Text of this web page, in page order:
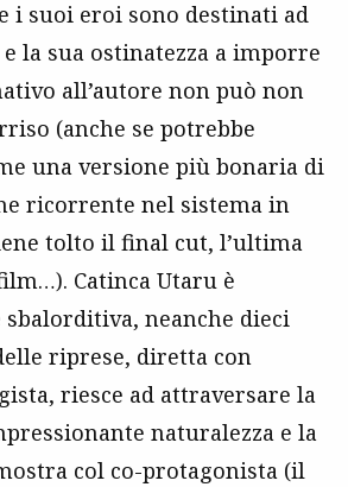
i suoi eroi sono destinati ad
la sua ostinatezza a imporre
all’autore non può non
(anche se potrebbe
una versione più bonaria di
ricorrente nel sistema in
tolto il final cut, l’ultima
Catinca Utaru è
neanche dieci
riprese, diretta con
riesce ad attraversare la
naturalezza e la
col co-protagonista (il